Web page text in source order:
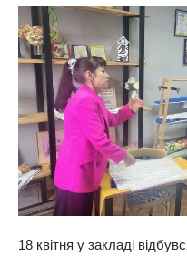
18 квітня у закладі